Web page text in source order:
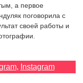
а первое
поговорила с
своей работы и
, Instagram